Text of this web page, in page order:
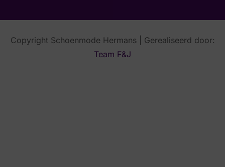
Copyright Schoenmode Hermans | Gerealiseerd door:
Team F&J